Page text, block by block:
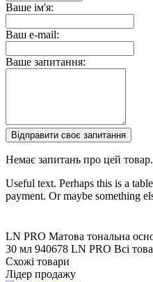
Ваше ім'я:
Ваш e-mail:
Ваше запитання:
Відправити своє запитання
Немає запитань про цей товар.
Useful text. Perhaps this is a
payment. Or maybe something
LN PRO Матова тональна
30 мл 940678 LN PRO Всі
Схожі товари
Лідер продажу